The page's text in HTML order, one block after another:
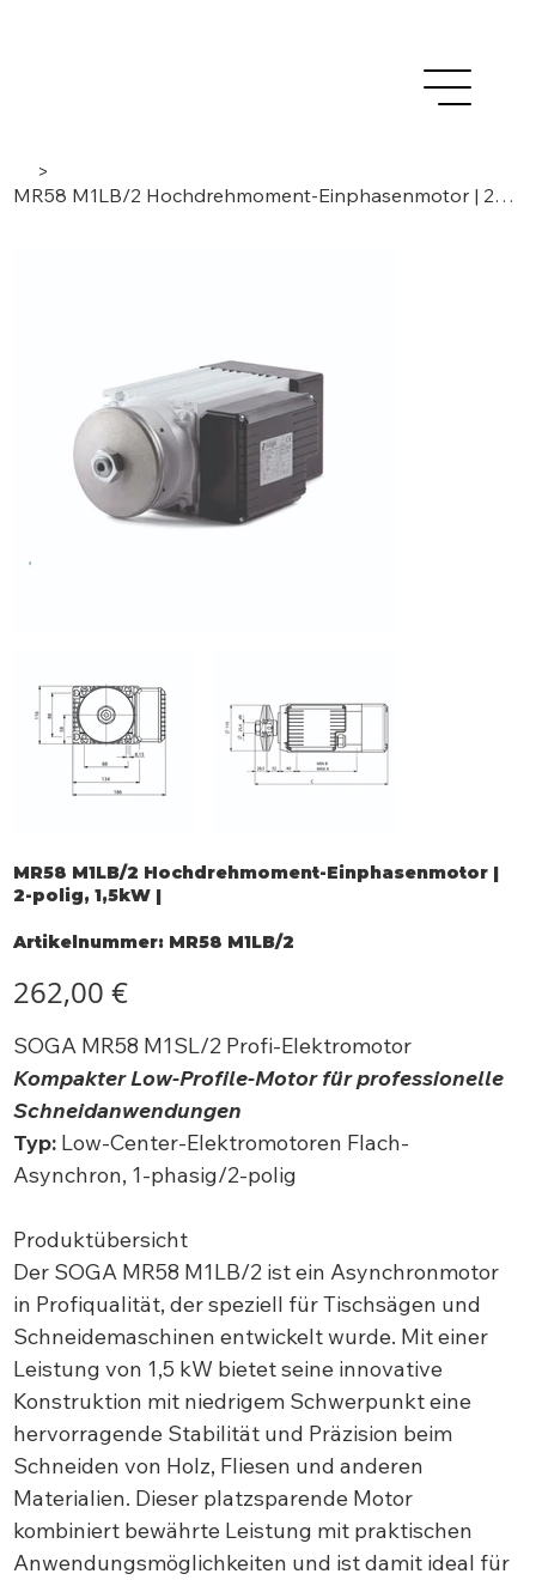
>
MR58 M1LB/2 Hochdrehmoment-Einphasenmotor | 2-polig, 1,5kW |
MR58 M1LB/2 Hochdrehmoment-Einphasenmotor |
2-polig, 1,5kW |
Artikelnummer: Artikelnummer:
MR58
MR58 M1LB/2
262,00 €
SOGA MR58 M1SL/2 Profi-Elektromotor
Kompakter Low-Profile-Motor für professionelle
Schneidanwendungen
Typ:Low-Center-Elektromotoren Flach-
Asynchron, 1-phasig/2-polig
Produktübersicht
Der SOGA MR58 M1LB/2 ist ein Asynchronmotor
in Profiqualität, der speziell für Tischsägen und
Schneidemaschinen entwickelt wurde. Mit einer
Leistung von 1,5 kW bietet seine innovative
Konstruktion mit niedrigem Schwerpunkt eine
hervorragende Stabilität und Präzision beim
Schneiden von Holz, Fliesen und anderen
Materialien. Dieser platzsparende Motor
kombiniert bewährte Leistung mit praktischen
Anwendungsmöglichkeiten und ist damit ideal für